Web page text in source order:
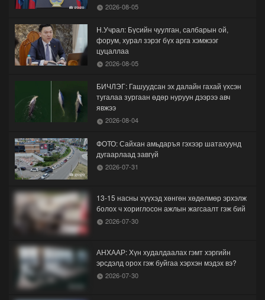
2026-08-05
Н.Учрал: Бүсийн чуулган, салбарын ой,
форум, хурал зэрэг бүх арга хэмжээг
цуцаллаа
2026-08-05
БИЧЛЭГ: Гашуудсан эх далайн гахай үхсэн
тугалаа зургаан өдөр нуруун дээрээ авч
явжээ
2026-08-04
ФОТО: Сайхан амьдаръя гэхээр шатахуунд
дугаарлаад завгүй
2026-07-31
13-15 насны хүүхэд хөнгөн хөдөлмөр эрхэлж
болох ч хориглосон ажлын жагсаалт гэж бий
2026-07-30
АНХААР: Хүн худалдаалах гэмт хэргийн
эрсдэлд орох гэж буйгаа хэрхэн мэдэх вэ?
2026-07-30